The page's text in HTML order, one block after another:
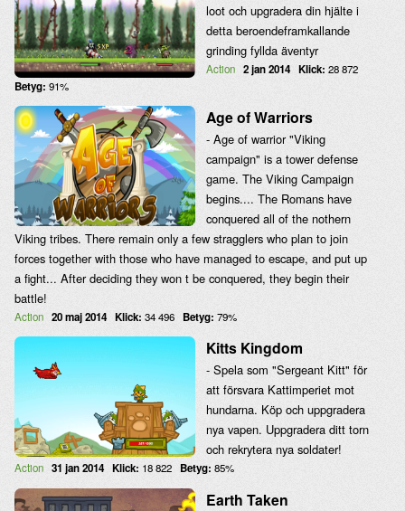
loot och upgradera din hjälte i
detta beroendeframkallande
grinding fyllda äventyr
Action 2 jan 2014 Klick: 28 872
Betyg: 91%
Age of Warriors
- Age of warrior "Viking
campaign" is a tower defense
game. The Viking Campaign
begins.... The Romans have
conquered all of the nothern
Viking tribes. There remain only a few stragglers who plan to join
forces together with those who have managed to escape, and put up
a fight... After deciding they won t be conquered, they begin their
battle!
Action 20 maj 2014 Klick: 34 496 Betyg: 79%
Kitts Kingdom
- Spela som "Sergeant Kitt" för
att försvara Kattimperiet mot
hundarna. Köp och uppgradera
nya vapen. Uppgradera ditt torn
och rekrytera nya soldater!
Action 31 jan 2014 Klick: 18 822 Betyg: 85%
Earth Taken